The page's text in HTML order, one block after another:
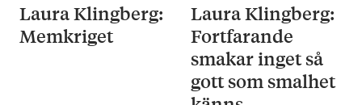
Laura Klingberg:
Memkriget
Laura Klingberg:
Fortfarande
smakar inget så
gott som smalhet